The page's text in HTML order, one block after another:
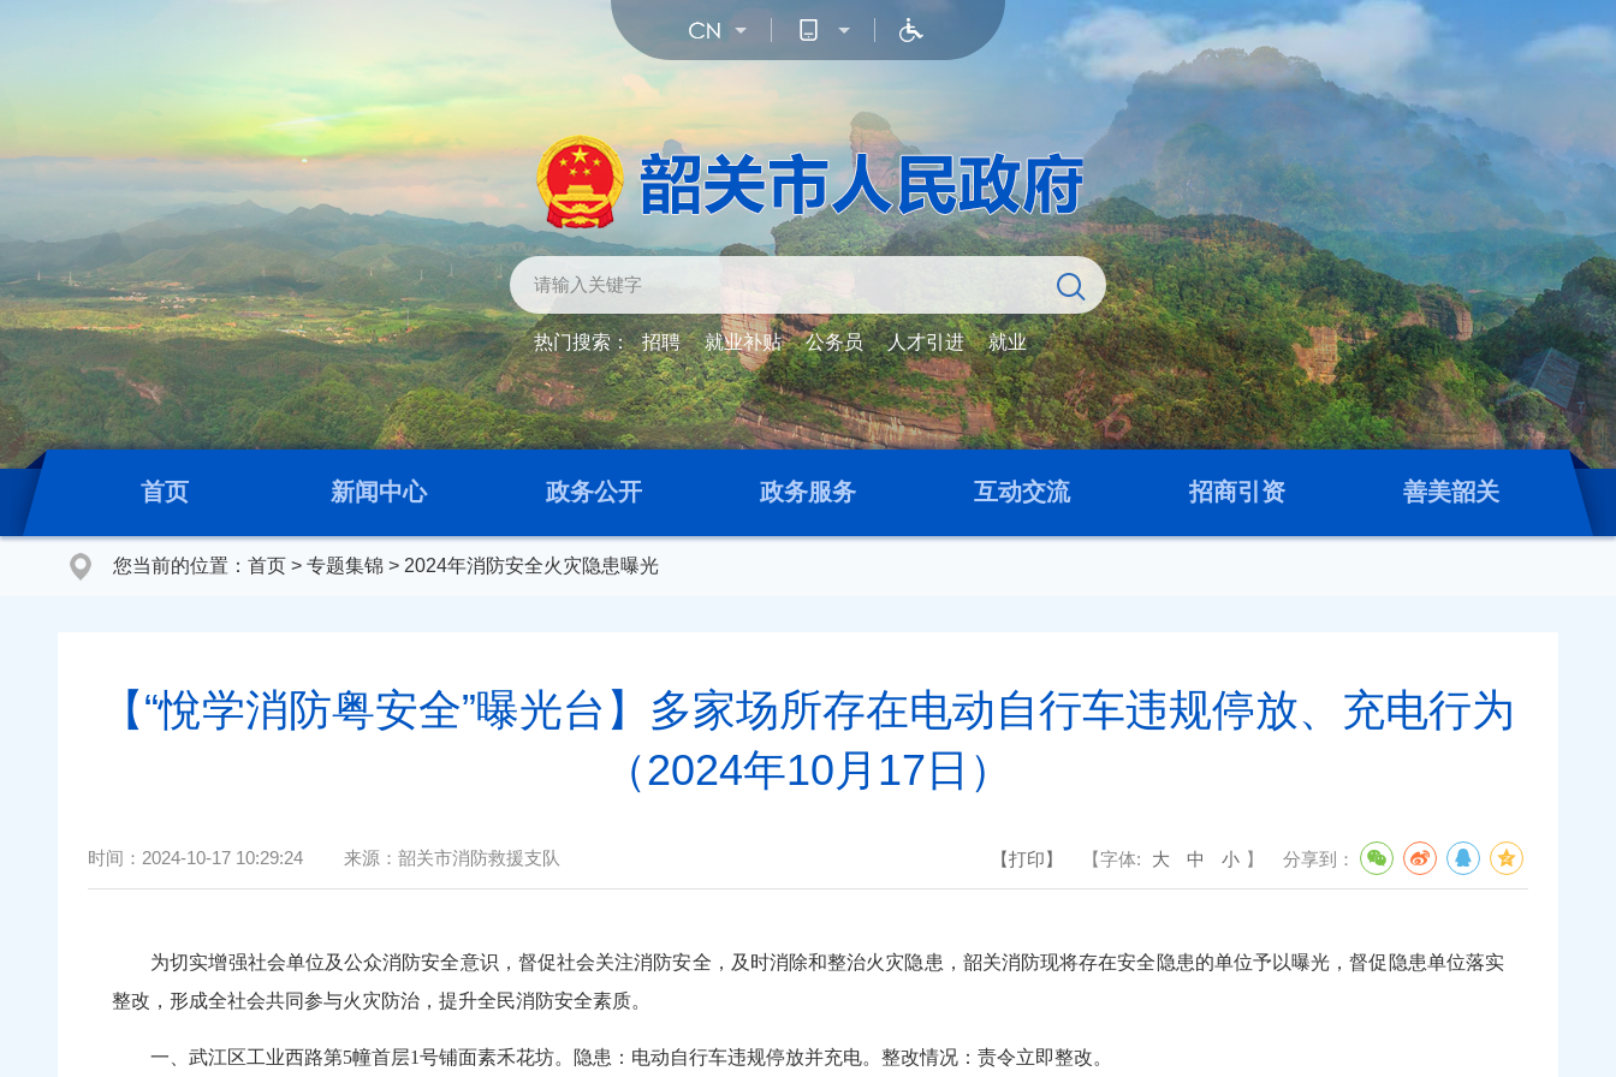
热门搜索： 招聘 就业补贴 公务员 人才引进 就业
首页 新闻中心 政务公开 政务服务 互动交流 招商引资 善美韶关
您当前的位置： 首页 > 专题集锦 > 2024年消防安全火灾隐患曝光
【“悅学消防粤安全”曝光台】多家场所存在电动自行车违规停放、充电行为
（2024年10月17日）
时间： 2024-10-17 10:29:24 来源： 韶关市消防救援支队 【打印】 【字体: 大 中 小 】 分享到：
为切实增强社会单位及公众消防安全意识，督促社会关注消防安全，及时消除和整治火灾隐患，韶关消防现将存在安全隐患的单位予以曝光，督促隐患单位落实
整改，形成全社会共同参与火灾防治，提升全民消防安全素质。
一、武江区工业西路第5幢首层1号铺面素禾花坊。隐患：电动自行车违规停放并充电。整改情况：责令立即整改。